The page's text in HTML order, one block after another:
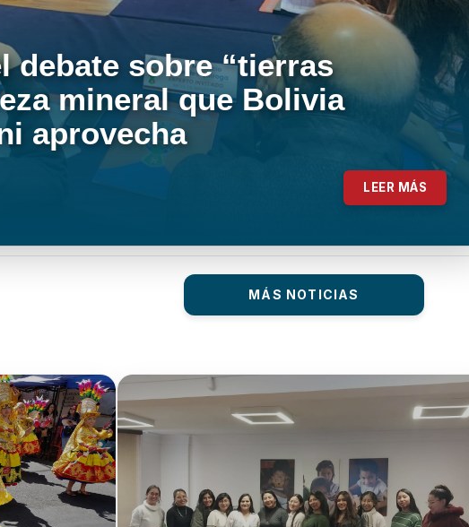
debate sobre “tierras
mineral que Bolivia
aprovecha
LEER MÁS
MÁS NOTICIAS